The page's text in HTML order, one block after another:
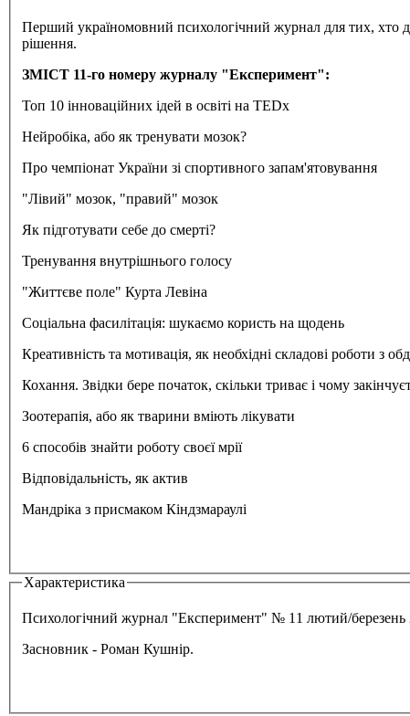
Перший україномовний психологічний журнал для тих, хто
рішення.
ЗМІСТ 11-го номеру журналу "Експеримент":
Топ 10 інноваційних ідей в освіті на TEDx
Нейробіка, або як тренувати мозок?
Про чемпіонат України зі спортивного запам'ятовування
"Лівий" мозок, "правий" мозок
Як підготувати себе до смерті?
Тренування внутрішнього голосу
"Життєве поле" Курта Левіна
Соціальна фасилітація: шукаємо користь на щодень
Креативність та мотивація, як необхідні складові роботи з
Кохання. Звідки бере початок, скільки триває і чому
Зоотерапія, або як тварини вміють лікувати
6 способів знайти роботу своєї мрії
Відповідальність, як актив
Мандріка з присмаком Кіндзмараулі
Характеристика
Психологічний журнал "Експеримент" № 11 лютий/березень
Засновник - Роман Кушнір.